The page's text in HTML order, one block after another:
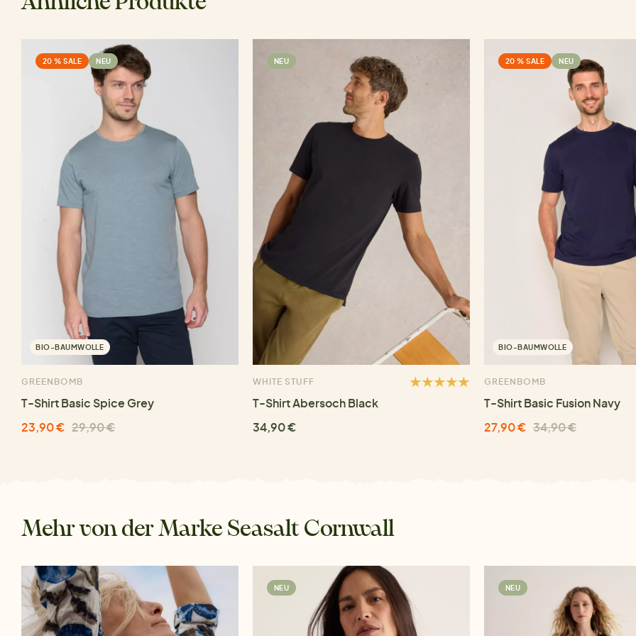
20 % SALE NEU
BIO-BAUMWOLLE
GREENBOMB
T-Shirt Basic Spice Grey
23,90 € 29,90 €
NEU
WHITE STUFF
T-Shirt Abersoch Black
34,90 €
20 % SALE NEU
BIO-BAUMWOLLE
GREENBOMB
T-Shirt Basic Fusion Navy
27,90 € 34,90 €
Mehr von der Marke Seasalt Cornwall
NEU NEU